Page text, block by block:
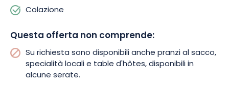
Colazione
Questa offerta non comprende:
Su richiesta sono disponibili anche pranzi al sacco,
specialità locali e table d'hôtes, disponibili in
alcune serate.